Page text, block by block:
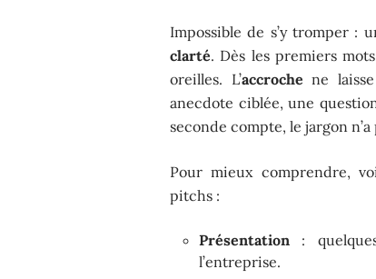
Impossible de s’y tromper :
clarté. Dès les premiers
oreilles. L’accroche ne
anecdote ciblée, une
seconde compte, le jargon n’a
Pour mieux comprendre,
pitchs :
Présentation :
l’entreprise.